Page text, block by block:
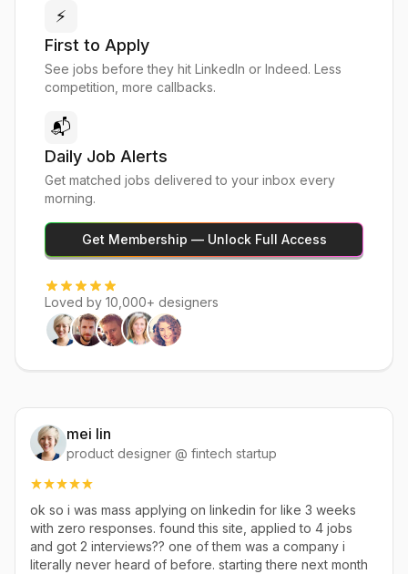
⚡
First to Apply
See jobs before they hit LinkedIn or Indeed. Less
competition, more callbacks.
📬
Daily Job Alerts
Get matched jobs delivered to your inbox every
morning.
Get Membership — Unlock Full Access
Loved by 10,000+ designers
mei lin
product designer @ fintech startup
ok so i was mass applying on linkedin for like 3 weeks
with zero responses. found this site, applied to 4 jobs
and got 2 interviews?? one of them was a company i
literally never heard of before. starting there next month